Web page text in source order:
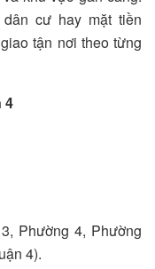
cư hay mặt tiền
tận nơi theo từng
4
Phường 4, Phường
4).